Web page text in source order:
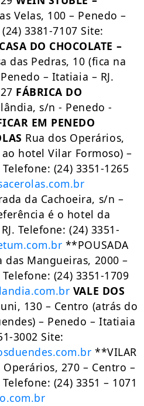
Velas, 100 – Penedo –
3381-7107 Site:
CASA DO CHOCOLATE –
das Pedras, 10 (fica na
– Itatiaia – RJ.
FÁBRICA DO
s/n - Penedo -
EM PENEDO
Rua dos Operários,
hotel Vilar Formoso) –
(24) 3351-1265
da Cachoeira, s/n –
é o hotel da
Telefone: (24) 3351-
**POUSADA
das Mangueiras, 2000 –
(24) 3351-1709
VALE DOS
130 – Centro (atrás do
– Penedo – Itatiaia
3002 Site:
**VILAR
270 – Centro –
(24) 3351 – 1071